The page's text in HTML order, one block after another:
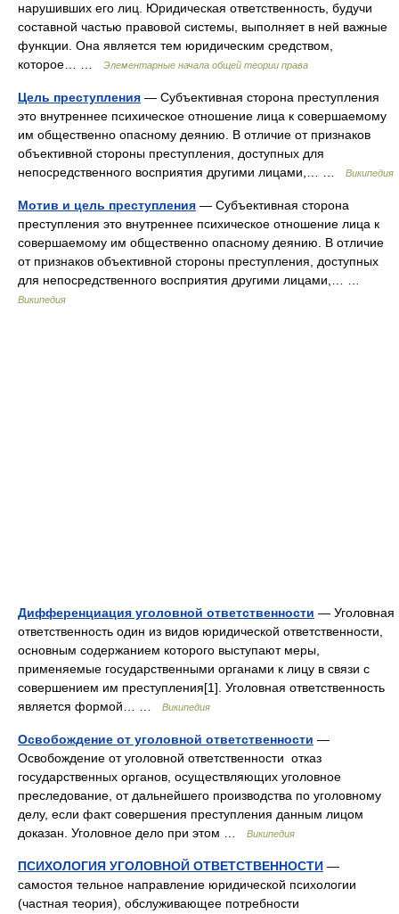
нарушивших его лиц. Юридическая ответственность, будучи
составной частью правовой системы, выполняет в ней важные
функции. Она является тем юридическим средством,
которое… …
Элементарные начала общей теории права
Цель преступления — Субъективная сторона преступления
это внутреннее психическое отношение лица к совершаемому
им общественно опасному деянию. В отличие от признаков
объективной стороны преступления, доступных для
непосредственного восприятия другими лицами,… …
Википедия
Мотив и цель преступления — Субъективная сторона
преступления это внутреннее психическое отношение лица к
совершаемому им общественно опасному деянию. В отличие
от признаков объективной стороны преступления, доступных
для непосредственного восприятия другими лицами,… …
Википедия
Дифференциация уголовной ответственности — Уголовная
ответственность один из видов юридической ответственности,
основным содержанием которого выступают меры,
применяемые государственными органами к лицу в связи с
совершением им преступления[1]. Уголовная ответственность
является формой… …
Википедия
Освобождение от уголовной ответственности —
Освобождение от уголовной ответственности отказ
государственных органов, осуществляющих уголовное
преследование, от дальнейшего производства по уголовному
делу, если факт совершения преступления данным лицом
доказан. Уголовное дело при этом …
Википедия
ПСИХОЛОГИЯ УГОЛОВНОЙ ОТВЕТСТВЕННОСТИ —
самостоя тельное направление юридической психологии
(частная теория), обслуживающее потребности